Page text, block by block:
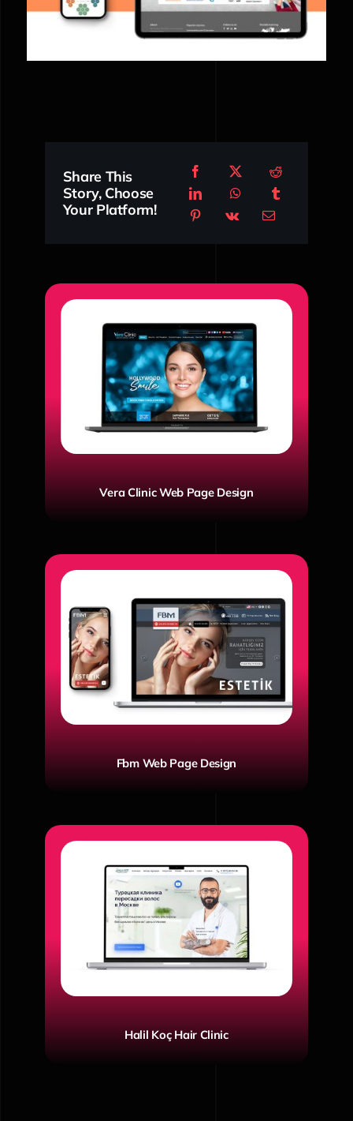
Share This
Story, Choose
Your Platform!
Vera Clinic Web Page Design
Fbm Web Page Design
Halil Koç Hair Clinic